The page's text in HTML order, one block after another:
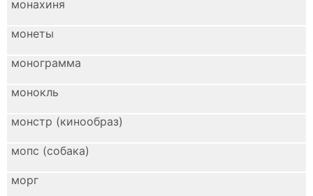
монахиня
монеты
монограмма
монокль
монстр (кинообраз)
мопс (собака)
морг